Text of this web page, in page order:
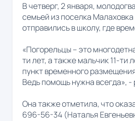
В четверг, 2 января,
семьей из поселка
отправились в школу, где
«Погорельцы – это
ти лет, а также мальчик 11-ти
пункт временного
Ведь помощь нужна всегда»,
Она также отметила, что
696-56-34 (Наталья